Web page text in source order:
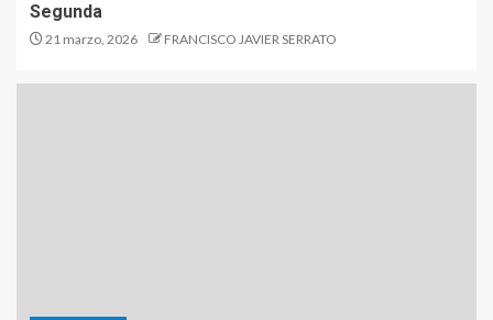
Segunda
21 marzo, 2026 FRANCISCO JAVIER SERRATO